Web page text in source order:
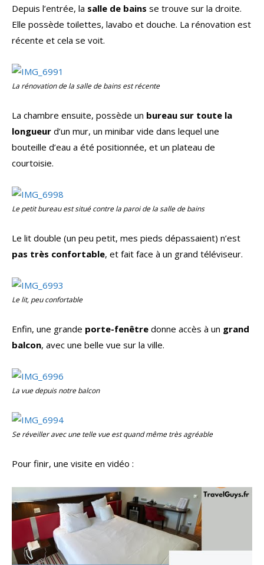
Depuis l’entrée, la salle de bains se trouve sur la droite.
Elle possède toilettes, lavabo et douche. La rénovation est
récente et cela se voit.
La rénovation de la salle de bains est récente
La chambre ensuite, possède un bureau sur toute la
longueur d’un mur, un minibar vide dans lequel une
bouteille d’eau a été positionnée, et un plateau de
courtoisie.
Le petit bureau est situé contre la paroi de la salle de bains
Le lit double (un peu petit, mes pieds dépassaient) n’est
pas très confortable, et fait face à un grand téléviseur.
Le lit, peu confortable
Enfin, une grande porte-fenêtre donne accès à un grand
balcon, avec une belle vue sur la ville.
La vue depuis notre balcon
Se réveiller avec une telle vue est quand même très agréable
Pour finir, une visite en vidéo :